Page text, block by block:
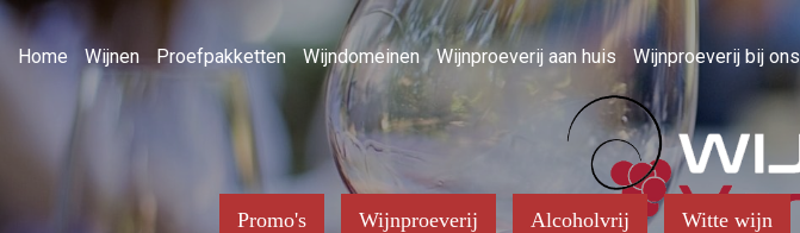
Home Wijnen Proefpakketten Wijndomeinen Wijnproeverij aan huis Wijnproeverij bij ons
Promo's Wijnproeverij Alcoholvrij Witte wijn